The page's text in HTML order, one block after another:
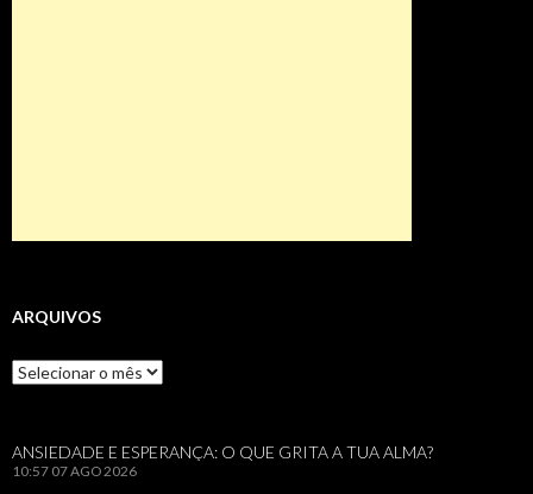
ARQUIVOS
Arquivos
ANSIEDADE E ESPERANÇA: O QUE GRITA A TUA ALMA?
10:57 07 AGO 2026